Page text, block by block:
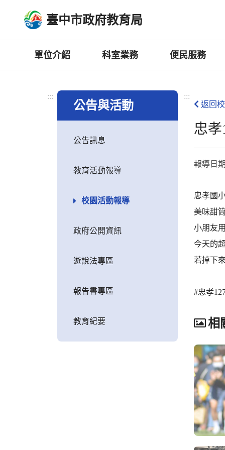
臺中市政府教育局
單位介紹 科室業務 便民服務
:::
公告與活動
公告訊息
教育活動報導
校園活動報導
政府公開資訊
遊說法專區
報告書專區
教育紀要
:::
返回
忠
報導日
忠孝國
美味甜
小朋友
今天的
若掉下
#忠孝
相